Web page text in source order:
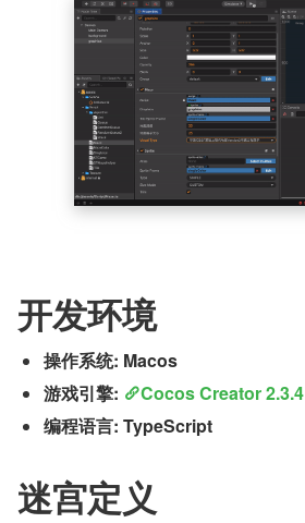
开发环境
操作系统: Macos
游戏引擎:
Cocos Creator 2.3.4
编程语言: TypeScript
迷宫定义